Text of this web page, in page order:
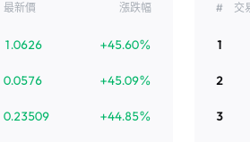
最新價 漲跌幅
1.0626 +45.60%
0.0576 +45.09%
0.23509 +44.85%
# 交
1
2
3